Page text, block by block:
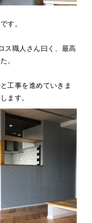
す。
ス職人さん曰く、最高
。
工事を進めていきま
ます。